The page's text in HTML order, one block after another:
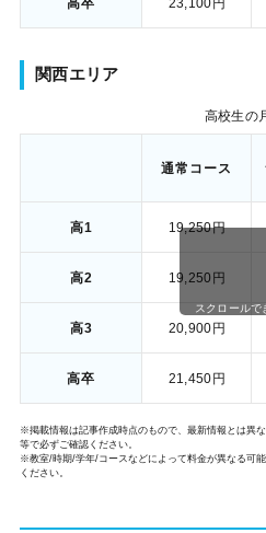
高卒 23,100円
関西エリア
高校生の
通常コース
高1 19,250円
高2 19,250円
高3 20,900円
高卒 21,450円
スクロールで
※掲載情報は記事作成時点のもので、最新情報とは異
等で必ずご確認ください。
※教室/時期/学年/コースなどによって料金が異なる可
ください。